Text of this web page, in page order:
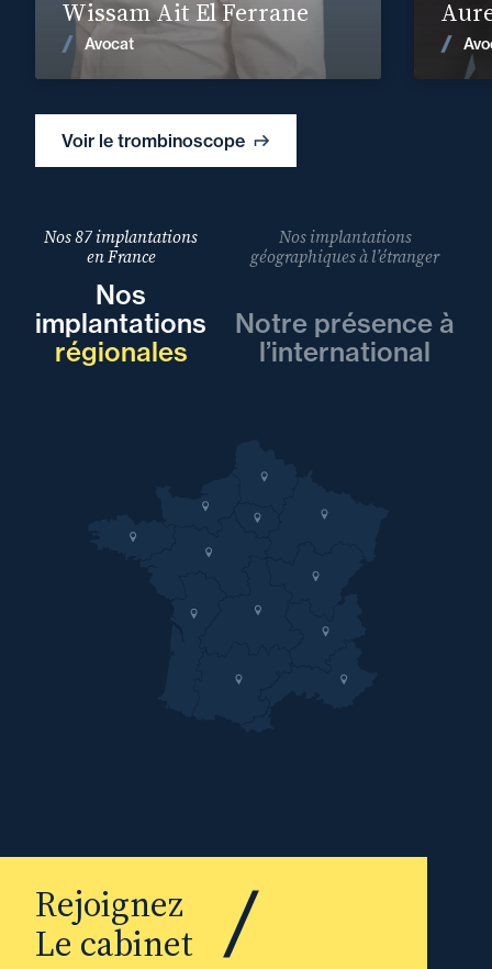
Voir le trombinoscope
Wissam Ait El Ferrane
Avocat
Voir les actualités
Nos 87 implantations
en France
Nos
implantations
régionales
Nos implantations
géographiques à l’étranger
Notre présence à
l’international
Rejoignez
Le cabinet